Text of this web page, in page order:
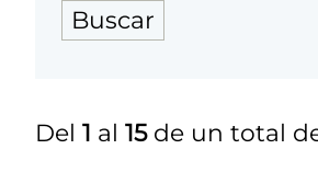
Del 1 al 15de un total